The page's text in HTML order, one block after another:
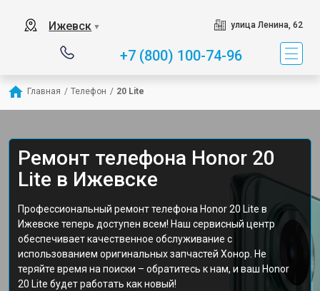
Ижевск ▼ улица Ленина, 62
+7 (800) 100-74-96
Главная / Телефон / 20 Lite
Ремонт телефона Honor 20
Lite в Ижевске
Профессиональный ремонт телефона Honor 20 Lite в
Ижевске теперь доступен всем! Наш сервисный центр
обеспечивает качественное обслуживание с
использованием оригинальных запчастей Хонор. Не
теряйте время на поиски – обратитесь к нам, и ваш Honor
20 Lite будет работать как новый!